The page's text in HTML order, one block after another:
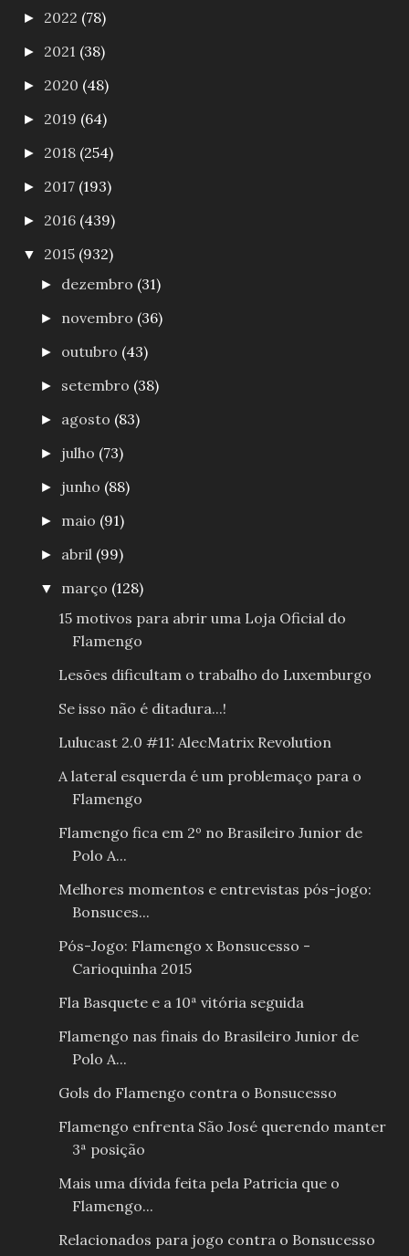
► 2022 (78)
► 2021 (38)
► 2020 (48)
► 2019 (64)
► 2018 (254)
► 2017 (193)
► 2016 (439)
▼ 2015 (932)
► dezembro (31)
► novembro (36)
► outubro (43)
► setembro (38)
► agosto (83)
► julho (73)
► junho (88)
► maio (91)
► abril (99)
▼ março (128)
15 motivos para abrir uma Loja Oficial do
Flamengo
Lesões dificultam o trabalho do Luxemburgo
Se isso não é ditadura...!
Lulucast 2.0 #11: AlecMatrix Revolution
A lateral esquerda é um problemaço para o
Flamengo
Flamengo fica em 2º no Brasileiro Junior de
Polo A...
Melhores momentos e entrevistas pós-jogo:
Bonsuces...
Pós-Jogo: Flamengo x Bonsucesso -
Carioquinha 2015
Fla Basquete e a 10ª vitória seguida
Flamengo nas finais do Brasileiro Junior de
Polo A...
Gols do Flamengo contra o Bonsucesso
Flamengo enfrenta São José querendo manter
3ª posição
Mais uma dívida feita pela Patricia que o
Flamengo...
Relacionados para jogo contra o Bonsucesso